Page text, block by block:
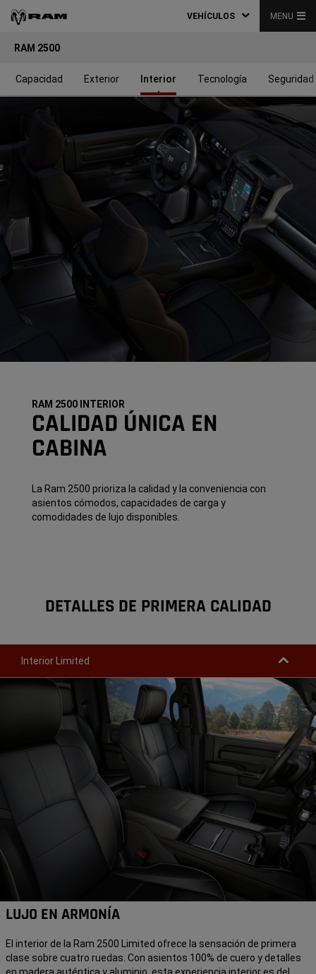
VEHÍCULOS MENU
RAM 2500
Capacidad Exterior Interior Tecnología
RAM 2500 INTERIOR
CALIDAD ÚNICA EN
CABINA
La Ram 2500 prioriza la calidad y la conveniencia con
asientos cómodos, capacidades de carga y
comodidades de lujo disponibles.
DETALLES DE PRIMERA CALIDAD
Interior Limited
LUJO EN ARMONÍA
El interior de la Ram 2500 Limited ofrece la sensación de primera
clase sobre cuatro ruedas. Con asientos 100% de cuero y detalles